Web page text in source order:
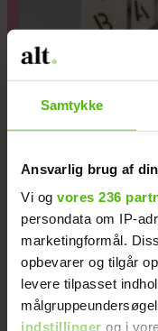
Samtykke
Ansvarlig brug af
Vi og vores 236
persondata om IP-
marketingformål.
opbevarer og tilgår
levere tilpasset
indstillinger og i
driver et
trådte ind,